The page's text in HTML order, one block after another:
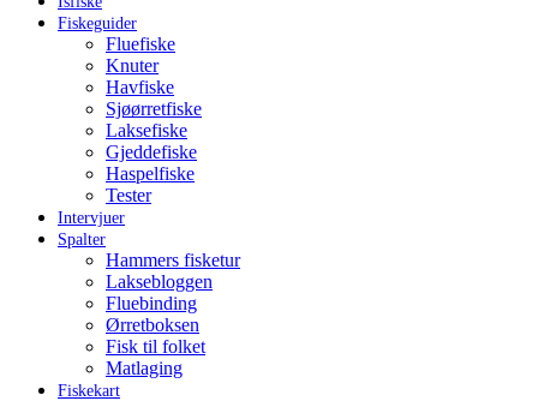
Fiskeguider
Fluefiske
Knuter
Havfiske
Sjøørretfiske
Laksefiske
Gjeddefiske
Haspelfiske
Tester
Intervjuer
Spalter
Hammers fisketur
Laksebloggen
Fluebinding
Ørretboksen
Fisk til folket
Matlaging
Fiskekart